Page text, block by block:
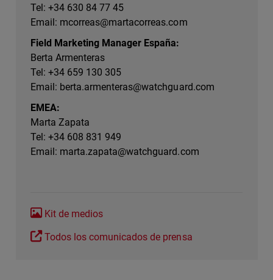
Tel: +34 630 84 77 45
Email: mcorreas@martacorreas.com
Field Marketing Manager España:
Berta Armenteras
Tel: +34 659 130 305
Email: berta.armenteras@watchguard.com
EMEA:
Marta Zapata
Tel: +34 608 831 949
Email: marta.zapata@watchguard.com
Kit de medios
Todos los comunicados de prensa